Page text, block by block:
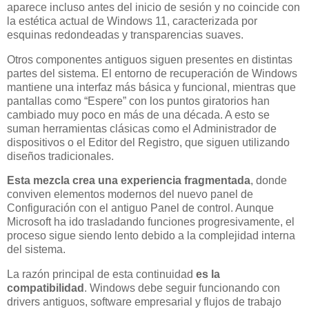
aparece incluso antes del inicio de sesión y no coincide con
la estética actual de Windows 11, caracterizada por
esquinas redondeadas y transparencias suaves.
Otros componentes antiguos siguen presentes en distintas
partes del sistema. El entorno de recuperación de Windows
mantiene una interfaz más básica y funcional, mientras que
pantallas como “Espere” con los puntos giratorios han
cambiado muy poco en más de una década. A esto se
suman herramientas clásicas como el Administrador de
dispositivos o el Editor del Registro, que siguen utilizando
diseños tradicionales.
Esta mezcla crea una experiencia fragmentada, donde
conviven elementos modernos del nuevo panel de
Configuración con el antiguo Panel de control. Aunque
Microsoft ha ido trasladando funciones progresivamente, el
proceso sigue siendo lento debido a la complejidad interna
del sistema.
La razón principal de esta continuidad es la
compatibilidad . Windows debe seguir funcionando con
drivers antiguos, software empresarial y flujos de trabajo